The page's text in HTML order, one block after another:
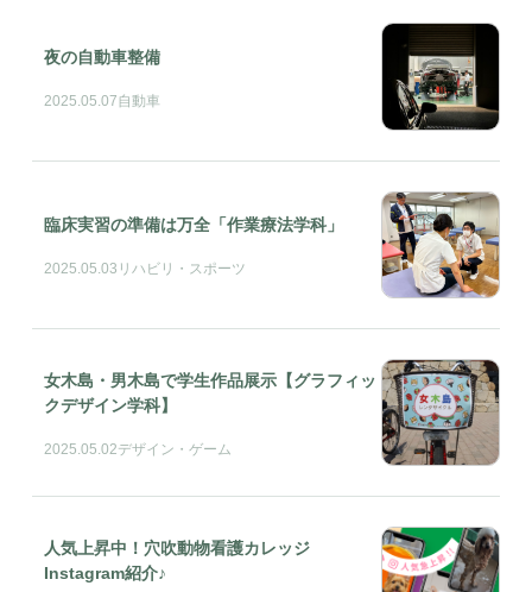
夜の自動車整備
2025.05.07自動車
臨床実習の準備は万全「作業療法学科」
2025.05.03 リハビリ・スポーツ
女木島・男木島で学生作品展示【グラフィッ
クデザイン学科】
2025.05.02デザイン・ゲーム
人気上昇中！穴吹動物看護カレッジ
Instagram紹介♪